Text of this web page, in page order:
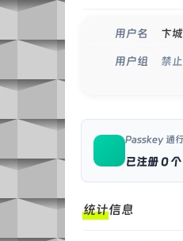
用户名 卞
用户组 禁
Passkey 通
已注册 0 个
统计信息